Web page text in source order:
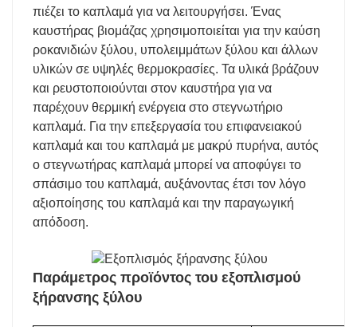
πιέζει το καπλαμά για να λειτουργήσει. Ένας
καυστήρας βιομάζας χρησιμοποιείται για την καύση
ροκανιδιών ξύλου, υπολειμμάτων ξύλου και άλλων
υλικών σε υψηλές θερμοκρασίες. Τα υλικά βράζουν
και ρευστοποιούνται στον καυστήρα για να
παρέχουν θερμική ενέργεια στο στεγνωτήριο
καπλαμά. Για την επεξεργασία του επιφανειακού
καπλαμά και του καπλαμά με μακρύ πυρήνα, αυτός
ο στεγνωτήρας καπλαμά μπορεί να αποφύγει το
σπάσιμο του καπλαμά, αυξάνοντας έτσι τον λόγο
αξιοποίησης του καπλαμά και την παραγωγική
απόδοση.
Παράμετρος προϊόντος του εξοπλισμού
ξήρανσης ξύλου